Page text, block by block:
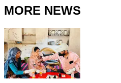
MORE NEWS